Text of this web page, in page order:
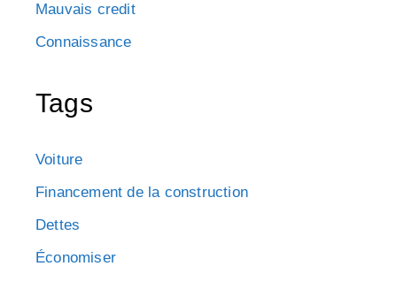
Mauvais credit
Connaissance
Tags
Voiture
Financement de la construction
Dettes
Économiser